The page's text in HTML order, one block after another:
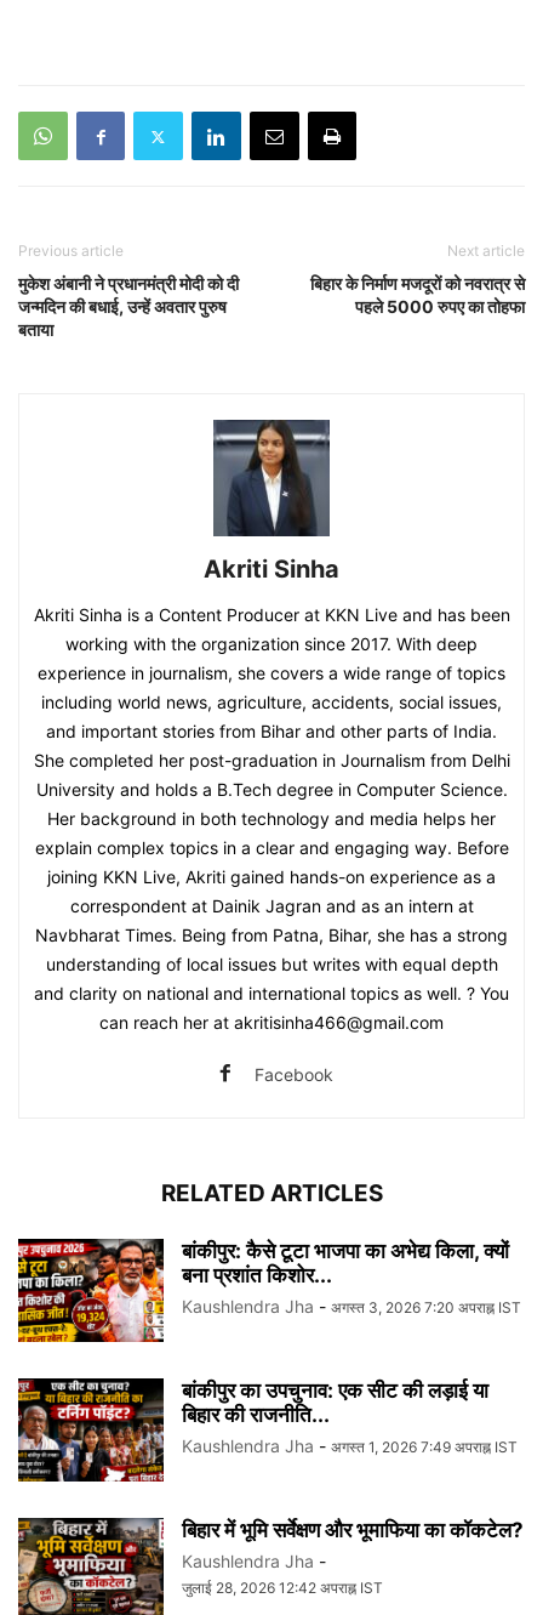
Previous article
मुकेश अंबानी ने प्रधानमंत्री मोदी को दी
जन्मदिन की बधाई, उन्हें अवतार पुरुष
बताया
Next article
बिहार के निर्माण मजदूरों को नवरात्र से
पहले 5000 रुपए का तोहफा
Akriti Sinha
Akriti Sinha is a Content Producer at KKN Live and has been
working with the organization since 2017. With deep
experience in journalism, she covers a wide range of topics
including world news, agriculture, accidents, social issues,
and important stories from Bihar and other parts of India.
She completed her post-graduation in Journalism from Delhi
University and holds a B.Tech degree in Computer Science.
Her background in both technology and media helps her
explain complex topics in a clear and engaging way. Before
joining KKN Live, Akriti gained hands-on experience as a
correspondent at Dainik Jagran and as an intern at
Navbharat Times. Being from Patna, Bihar, she has a strong
understanding of local issues but writes with equal depth
and clarity on national and international topics as well. ? You
can reach her at akritisinha466@gmail.com
Facebook
RELATED ARTICLES
बांकीपुर: कैसे टूटा भाजपा का अभेद्य किला, क्यों
बना प्रशांत किशोर...
Kaushlendra Jha - अगस्त 3, 2026 7:20 अपराह्न IST
बांकीपुर का उपचुनाव: एक सीट की लड़ाई या
बिहार की राजनीति...
Kaushlendra Jha - अगस्त 1, 2026 7:49 अपराह्न IST
बिहार में भूमि सर्वेक्षण और भूमाफिया का कॉकटेल?
Kaushlendra Jha -
जुलाई 28, 2026 12:42 अपराह्न IST